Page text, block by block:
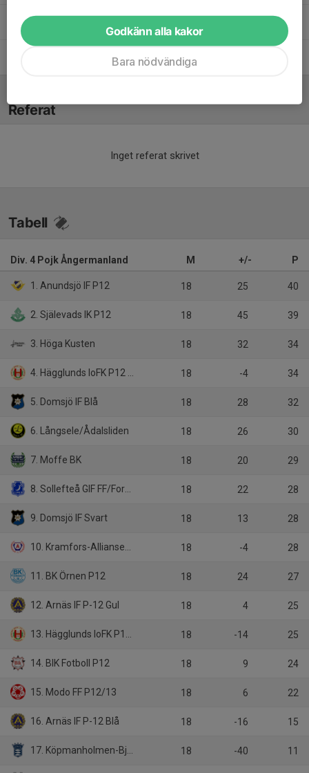
Tränare
Referat
Inget referat skrivet
Tabell
Div. 4 Pojk Ångermanland M +/- P
1. Anundsjö IF P12 18 25 40
2. Själevads IK P12 18 45 39
3. Höga Kusten 18 32 34
4. Hägglunds IoFK P12 Röd 18 -4 34
5. Domsjö IF Blå 18 28 32
6. Långsele/Ådalsliden 18 26 30
7. Moffe BK 18 20 29
8. Sollefteå GIF FF/Forsmo 18 22 28
9. Domsjö IF Svart 18 13 28
10. Kramfors-Alliansen P12 18 -4 28
11. BK Örnen P12 18 24 27
12. Arnäs IF P-12 Gul 18 4 25
13. Hägglunds IoFK P12 Vit 18 -14 25
14. BIK Fotboll P12 18 9 24
15. Modo FF P12/13 18 6 22
16. Arnäs IF P-12 Blå 18 -16 15
17. Köpmanholmen-Bjästa FF P11-12 18 -40 11
Godkänn alla kakor
Bara nödvändiga